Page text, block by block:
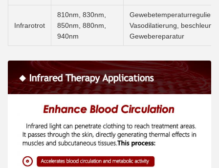
Infrarotrot
810nm, 830nm,
850nm, 880nm,
940nm
Vasodilatierung,
Gewebereparatur